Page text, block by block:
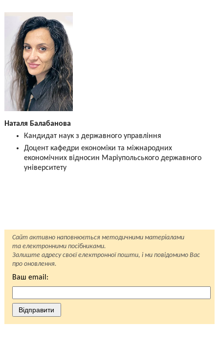
Наталя Балабанова
Кандидат наук з державного управління
Доцент кафедри економіки та міжнародних
економічних відносин Маріупольського державного
університету
Сайт активно наповнюється методичними матеріалами
та електронними посібниками.
Залиште адресу своєї електронної пошти, і ми повідомимо Вас
про оновлення.
Ваш email:
Відправити